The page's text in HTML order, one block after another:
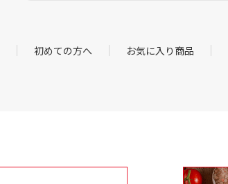
初めての方へ お気に入り商品